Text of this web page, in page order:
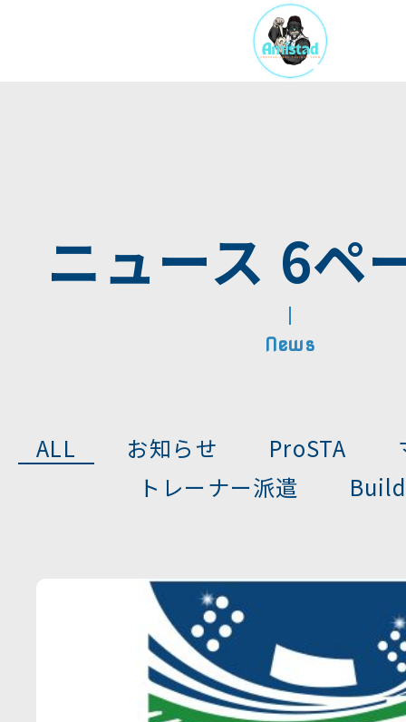
事業内容
個人向けプログラム
専門学校向けプログラム
講師一覧
ニュース
フォトギャ
無料カウ
ニュース 6ペ
News
ALL お知らせ ProSTA
トレーナー派遣